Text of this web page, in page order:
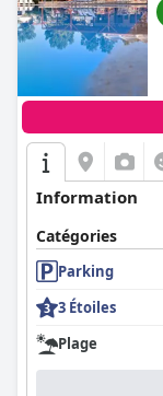
Information
Catégories
Parking
3 Étoiles
Plage